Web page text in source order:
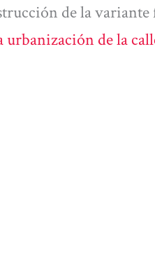
de la
urbanización de la